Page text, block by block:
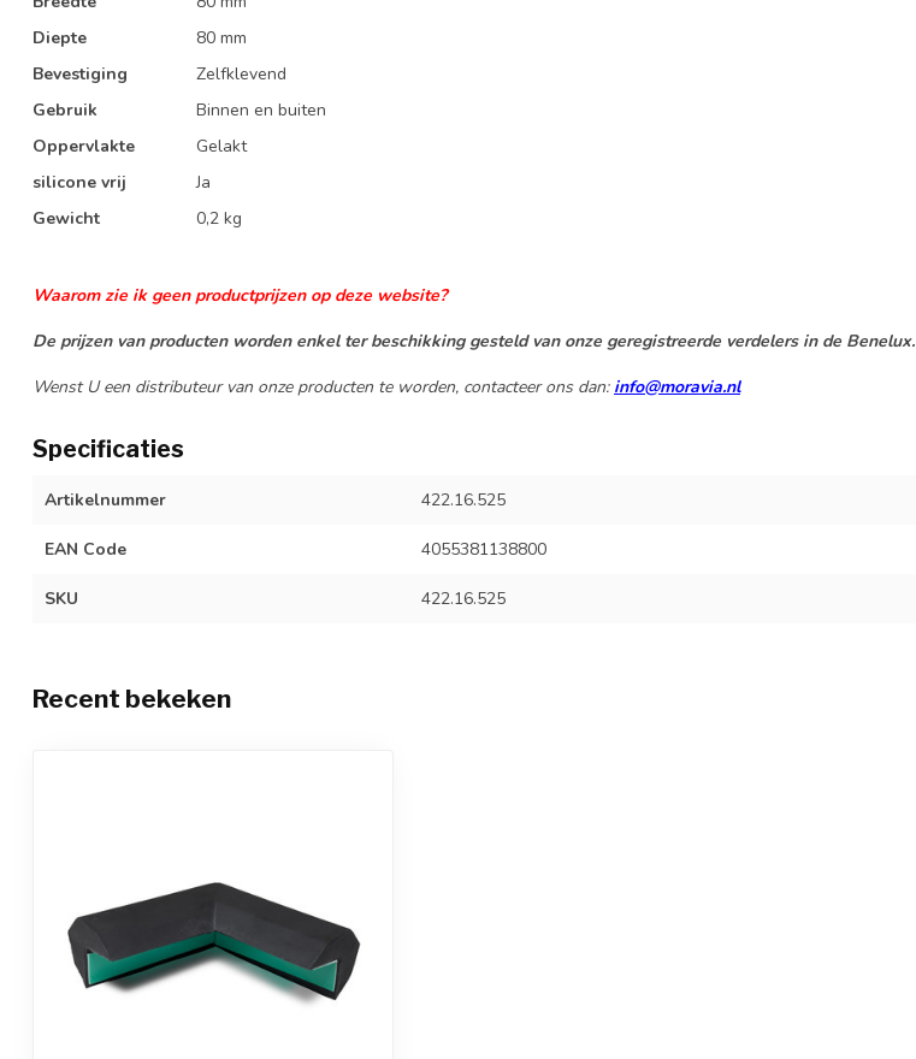
Diepte
80 mm
Bevestiging
Zelfklevend
Gebruik
Binnen en buiten
Oppervlakte
Gelakt
silicone vrij
Ja
Gewicht
0,2 kg
Waarom zie ik geen productprijzen op deze website?
De prijzen van producten worden enkel ter beschikking gesteld van onze geregistreerde verdelers in de Benelux.
Wenst U een distributeur van onze producten te worden, contacteer ons dan: info@moravia.nl
Specificaties
Artikelnummer 422.16.525
EAN Code 4055381138800
SKU 422.16.525
Recent bekeken